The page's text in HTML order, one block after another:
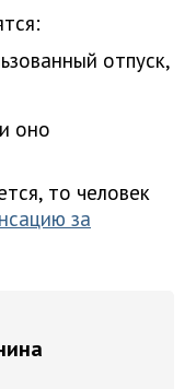
отпуск,
оно
то человек
за